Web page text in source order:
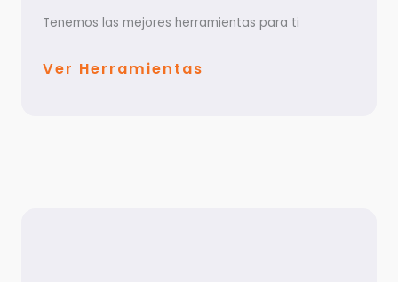
Tenemos las mejores herramientas para ti
Ver Herramientas